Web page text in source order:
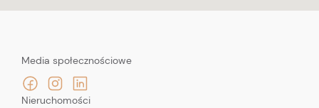
Media społecznościowe
Nieruchomości